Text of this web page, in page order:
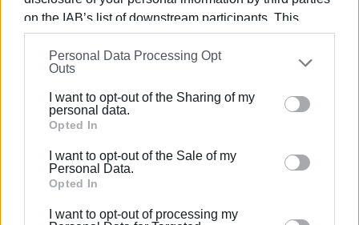
on the IAB’s list of downstream participants. This
information may also be disclosed by us to third parties
on theIAB’s List of Downstream Participants
that may
further disclose it to other third parties.
Please note that this website/app uses one or more
Google services and may gather and store information
behaviour. You may click to grant or deny consent to
Google and its third-party tags to use your data for
section.
Personal Data Processing Opt
Outs
I want to opt-out of the Sharing of my
personal data.
Opted In
I want to opt-out of the Sale of my
Personal Data.
Opted In
I want to opt-out of processing my
Συνδρομητές στο e-paper